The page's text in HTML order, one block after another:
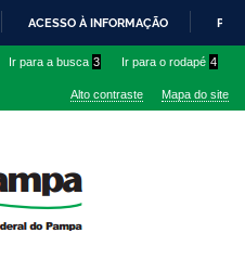
IR
O
ACESSO À INFORMAÇÃO
Ir para a busca 3 Ir para o rodapé 4
Alto contraste Mapa do site